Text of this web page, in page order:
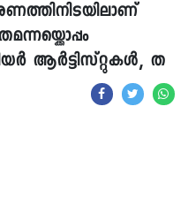
ആർട്ടിസ്റ്റുകൾ, ത